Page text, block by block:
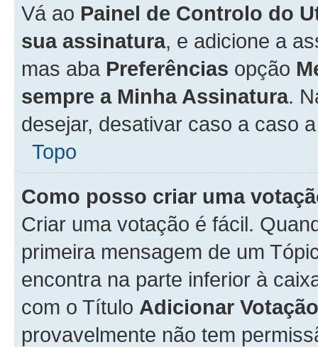
Vá ao Painel de Controlo do
sua assinatura, e adicione a
mas aba Preferências opção
sempre a Minha Assinatura.
desejar, desativar caso a caso
Topo
Como posso criar uma
Criar uma votação é fácil.
primeira mensagem de um
encontra na parte inferior à
com o Título Adicionar Votação
provavelmente não tem